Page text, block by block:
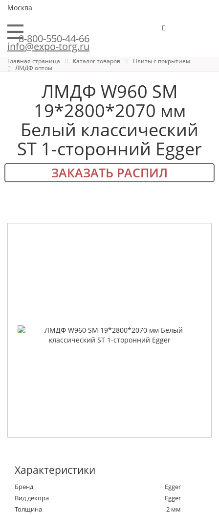
Москва
8-800-550-44-66
info@expo-torg.ru
Главная страница Каталог товаров
Плиты с покрытием
ЛМДФ оптом
ЛМДФ W960 SM
19*2800*2070 мм
Белый классический
ST 1-сторонний Egger
ЗАКАЗАТЬ РАСПИЛ
Характеристики
Бренд
Egger
Вид декора
Egger
Толщина
2 мм